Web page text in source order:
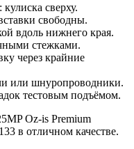
сверху.
свободны.
вдоль нижнего края.
стежками.
через крайние
или шнуропроводники.
тестовым подъёмом.
Oz-is Premium
в отличном качестве.